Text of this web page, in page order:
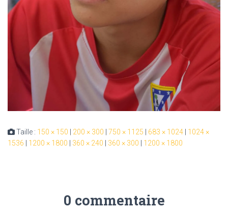
Taille : 150 × 150 200 × 300 750 × 1125 683 × 1024
1024 ×
1536
1200 × 1800 360 × 240 360 × 300 1200 × 1800
0 commentaire